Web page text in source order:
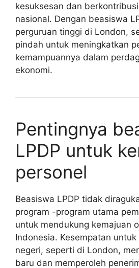
kesuksesan dan
nasional. Dengan beasiswa
perguruan tinggi di London,
pindah untuk meningkatkan
kemampuannya dalam
ekonomi.
Pentingnya
LPDP untuk
personel
Beasiswa LPDP tidak
program -program utama
untuk mendukung kemajuan
Indonesia. Kesempatan
negeri, seperti di London,
baru dan memperoleh